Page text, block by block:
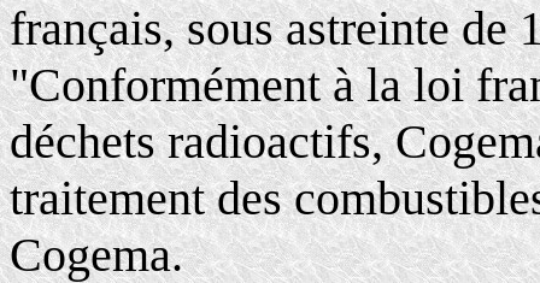
français, sous astreinte de
"Conformément à la loi
déchets radioactifs,
traitement des
Cogema.